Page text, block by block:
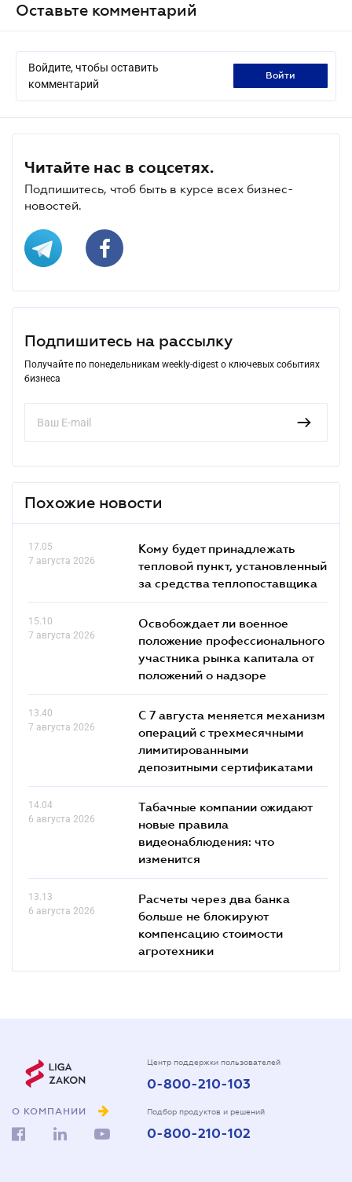
Оставьте комментарий
Войдите, чтобы оставить
комментарий
войти
Читайте нас в соцсетях.
Подпишитесь, чтоб быть в курсе всех бизнес-
новостей.
Подпишитесь на рассылку
Получайте по понедельникам weekly-digest о ключевых событиях
бизнеса
Похожие новости
17.05
7 августа 2026
Кому будет принадлежать
тепловой пункт, установленный
за средства теплопоставщика
15.10
7 августа 2026
Освобождает ли военное
положение профессионального
участника рынка капитала от
положений о надзоре
13.40
7 августа 2026
С 7 августа меняется механизм
операций с трехмесячными
лимитированными
депозитными сертификатами
14.04
6 августа 2026
Табачные компании ожидают
новые правила
видеонаблюдения: что
изменится
13.13
6 августа 2026
Расчеты через два банка
больше не блокируют
компенсацию стоимости
агротехники
О КОМПАНИИ
Центр поддержки пользователей
0-800-210-103
Подбор продуктов и решений
0-800-210-102